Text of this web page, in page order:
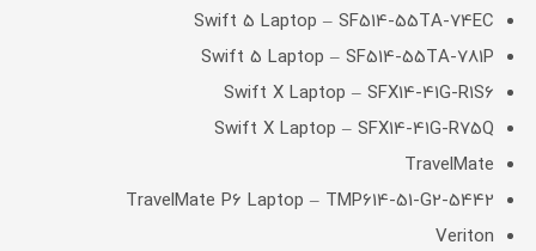
Swift 5 Laptop – SF514-55TA-74EC
Swift 5 Laptop – SF514-55TA-781P
Swift X Laptop – SFX14-41G-R1S6
Swift X Laptop – SFX14-41G-R75Q
TravelMate
TravelMate P6 Laptop – TMP614-51-G2-5442
Veriton